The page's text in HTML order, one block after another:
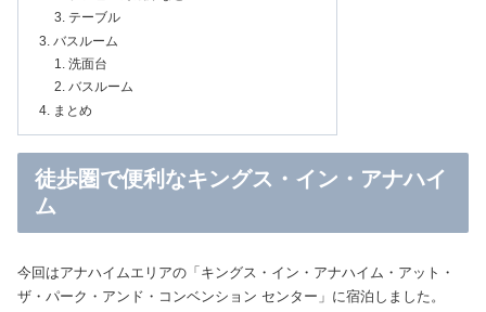
テーブル
バスルーム
洗面台
バスルーム
まとめ
徒歩圏で便利なキングス・イン・アナハイ
ム
今回はアナハイムエリアの「キングス・イン・アナハイム・アット・
ザ・パーク・アンド・コンベンション センター」に宿泊しました。